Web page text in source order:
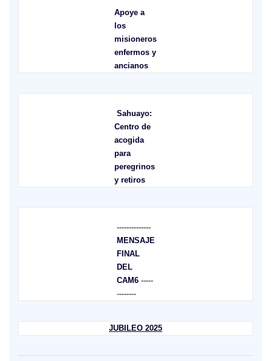
Apoye a
los
misioneros
enfermos y
ancianos
Sahuayo:
Centro de
acogida
para
peregrinos
y retiros
--------------
MENSAJE
FINAL
DEL
CAM6-----
--------
JUBILEO 2025